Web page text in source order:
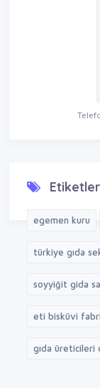
Etiketler
egemen kuru
türkiye gıda
soyyiğit gida
eti bisküvi
gıda üreticileri